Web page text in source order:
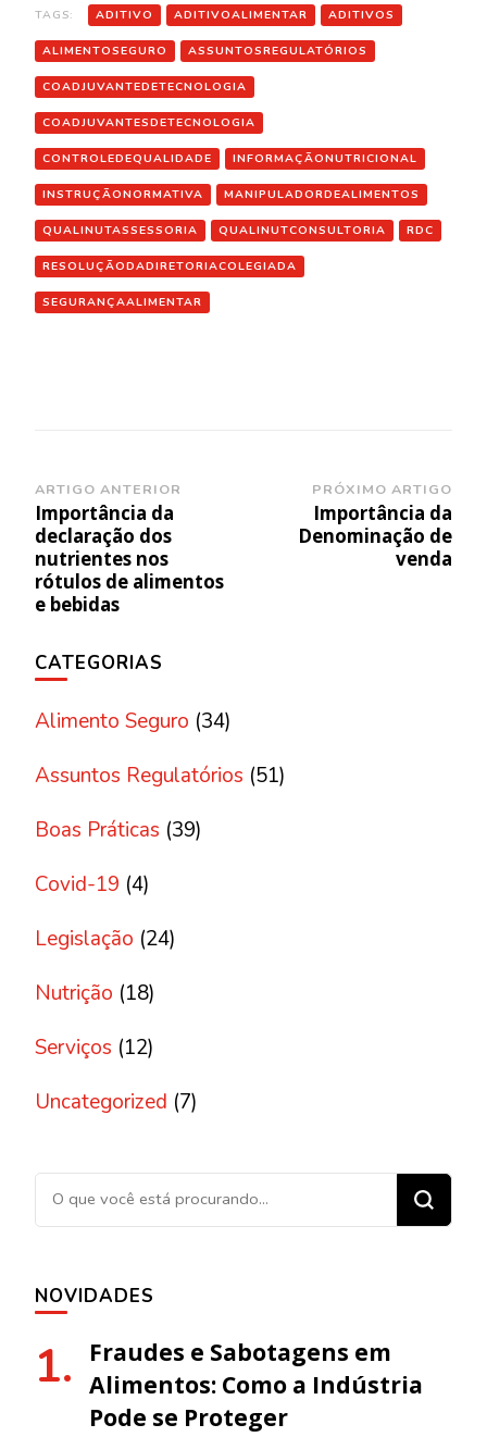
TAGS: ADITIVO ADITIVOALIMENTAR ADITIVOS
ALIMENTOSEGURO ASSUNTOSREGULATÓRIOS
COADJUVANTEDETECNOLOGIA
COADJUVANTESDETECNOLOGIA
CONTROLEDEQUALIDADE INFORMAÇÃONUTRICIONAL
INSTRUÇÃONORMATIVA MANIPULADORDEALIMENTOS
QUALINUTASSESSORIA QUALINUTCONSULTORIA RDC
RESOLUÇÃODADIRETORIACOLEGIADA
SEGURANÇAALIMENTAR
Navegação
de
post
ARTIGO ANTERIOR
Importância da
declaração dos
nutrientes nos
rótulos de alimentos
e bebidas
PRÓXIMO ARTIGO
Importância da
Denominação de
venda
CATEGORIAS
Alimento Seguro (34)
Assuntos Regulatórios (51)
Boas Práticas (39)
Covid-19 (4)
Legislação (24)
Nutrição (18)
Serviços (12)
Uncategorized (7)
Procurando algo?
NOVIDADES
Fraudes e Sabotagens em
Alimentos: Como a Indústria
Pode se Proteger